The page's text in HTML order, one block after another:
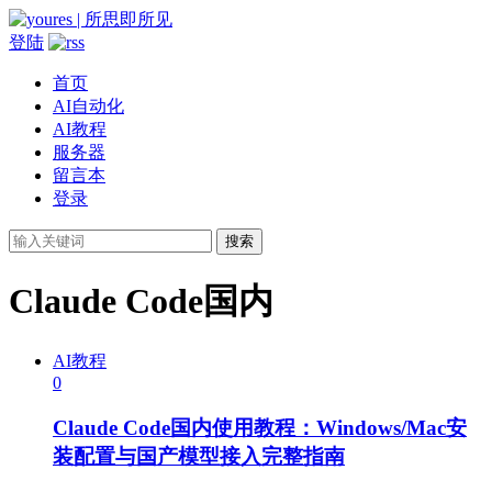
登陆
首页
AI自动化
AI教程
服务器
留言本
登录
搜索
Claude Code国内
AI教程
0
Claude Code国内使用教程：Windows/Mac安
装配置与国产模型接入完整指南